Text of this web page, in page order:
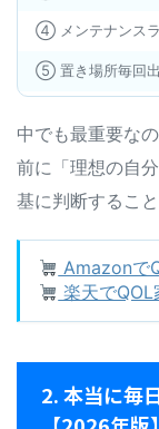
④ メンテナンスラ
⑤ 置き場所毎回
中でも最重要な
前に「理想の自
基に判断するこ
Amazonで
楽天でQOL
2. 本当に毎